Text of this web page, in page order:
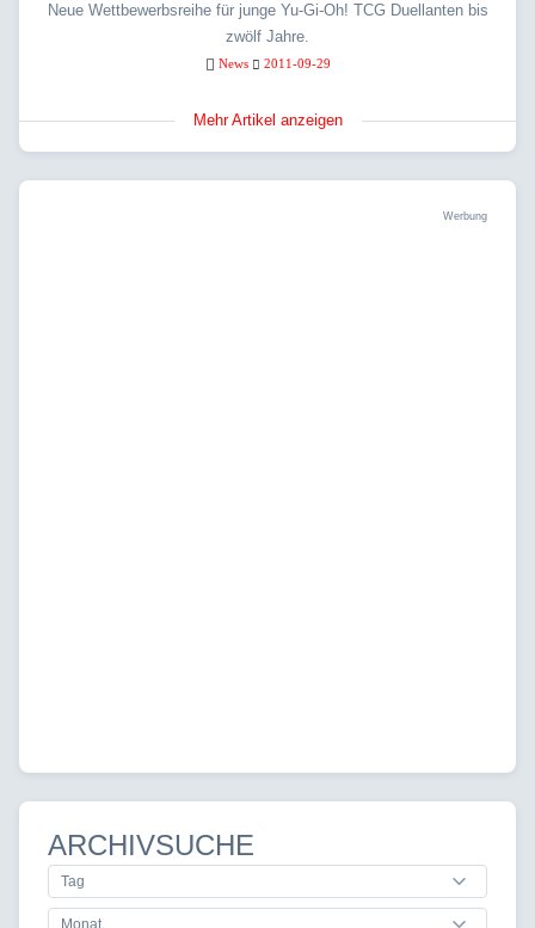
Neue Wettbewerbsreihe für junge Yu-Gi-Oh! TCG Duellanten bis
zwölf Jahre.
News 2011-09-29
Mehr Artikel anzeigen
Werbung
ARCHIVSUCHE